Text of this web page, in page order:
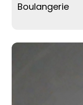
Boulangerie